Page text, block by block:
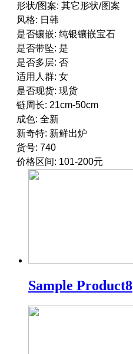
形状/图案: 其它形状/图案
风格: 日韩
是否镶嵌: 纯银镶嵌宝石
是否带坠: 是
是否多层: 否
适用人群: 女
是否现货: 现货
链周长: 21cm-50cm
成色: 全新
新奇特: 新鲜出炉
货号: 740
价格区间: 101-200元
Sample Product8